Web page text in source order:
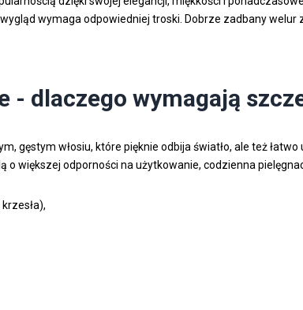
wymaga odpowiedniej troski. Dobrze zadbany
- dlaczego wymagają
gęstym włosiu, które pięknie odbija światło, ale też
o większej odporności na użytkowanie, codzienna